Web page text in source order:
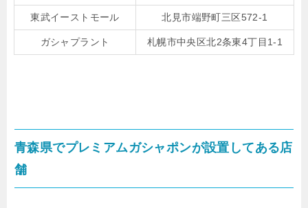
東武イーストモール 北見市端野町三区572-1
ガシャプラント 札幌市中央区北2条東4丁目1-1
青森県でプレミアムガシャポンが設置してある店
舗